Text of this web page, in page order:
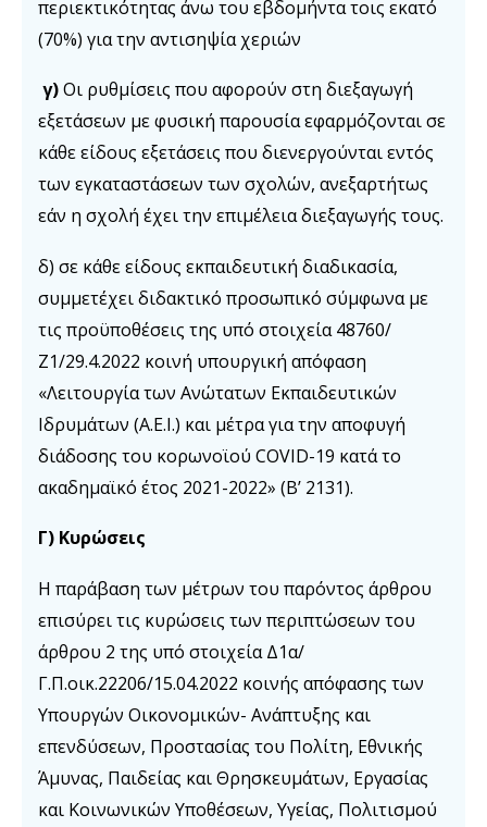
περιεκτικότητας άνω του εβδομήντα τοις εκατό
(70%) για την αντισηψία χεριών
γ)Οι ρυθμίσεις που αφορούν στη διεξαγωγή
εξετάσεων με φυσική παρουσία εφαρμόζονται σε
κάθε είδους εξετάσεις που διενεργούνται εντός
των εγκαταστάσεων των σχολών, ανεξαρτήτως
εάν η σχολή έχει την επιμέλεια διεξαγωγής τους.
δ) σε κάθε είδους εκπαιδευτική διαδικασία,
συμμετέχει διδακτικό προσωπικό σύμφωνα με
τις προϋποθέσεις της υπό στοιχεία 48760/
Ζ1/29.4.2022 κοινή υπουργική απόφαση
«Λειτουργία των Ανώτατων Εκπαιδευτικών
Ιδρυμάτων (Α.Ε.Ι.) και μέτρα για την αποφυγή
διάδοσης του κορωνοϊού COVID-19 κατά το
ακαδημαϊκό έτος 2021-2022» (Β’ 2131).
Γ) Κυρώσεις
Η παράβαση των μέτρων του παρόντος άρθρου
επισύρει τις κυρώσεις των περιπτώσεων του
άρθρου 2 της υπό στοιχεία Δ1α/
Γ.Π.οικ.22206/15.04.2022 κοινής απόφασης των
Υπουργών Οικονομικών- Ανάπτυξης και
επενδύσεων, Προστασίας του Πολίτη, Εθνικής
Άμυνας, Παιδείας και Θρησκευμάτων, Εργασίας
και Κοινωνικών Υποθέσεων, Υγείας, Πολιτισμού